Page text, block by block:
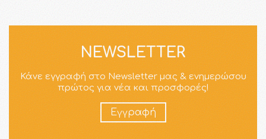
NEWSLETTER
Κάνε εγγραφή στο Newsletter μας & ενημερώσου
πρώτος για νέα και προσφορές!
Εγγραφή